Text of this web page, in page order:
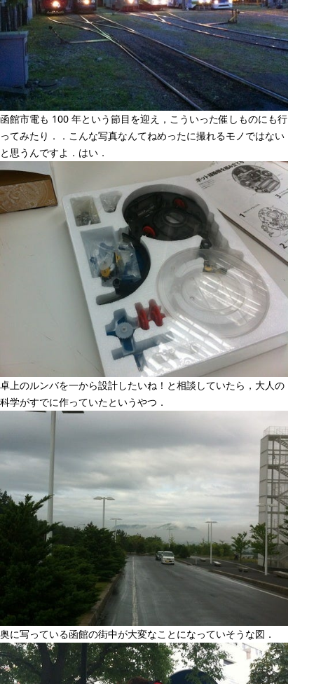
函館市電も 100 年という節目を迎え，こういった催しものにも行
ってみたり．．こんな写真なんてねめったに撮れるモノではない
と思うんですよ．はい．
卓上のルンバを一から設計したいね！と相談していたら，大人の
科学がすでに作っていたというやつ．
奥に写っている函館の街中が大変なことになっていそうな図．